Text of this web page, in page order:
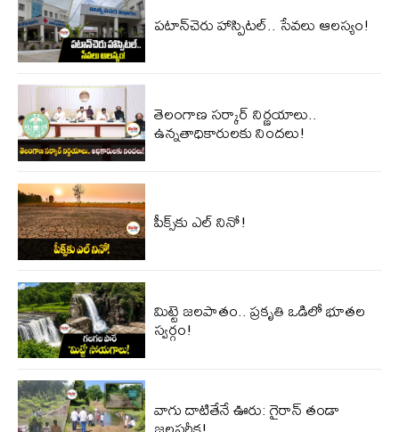
పటాన్‌చెరు హాస్పిటల్.. సేవలు ఆలస్యం!
తెలంగాణ సర్కార్ నిర్ణయాలు..
ఉన్నతాధికారులకు నిందలు!
పీక్స్‌కు ఎల్‌ నినో!
మిట్టె జలపాతం.. ప్రకృతి ఒడిలో భూతల
స్వర్గం!
వాగు దాటితేనే ఊరు: గైరాన్ తండా